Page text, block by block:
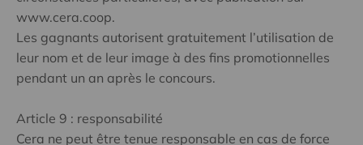
www.cera.coop.
Les gagnants autorisent gratuitement l’utilisation de
leur nom et de leur image à des fins promotionnelles
pendant un an après le concours.
Article 9 : responsabilité
Cera ne peut être tenue responsable en cas de force